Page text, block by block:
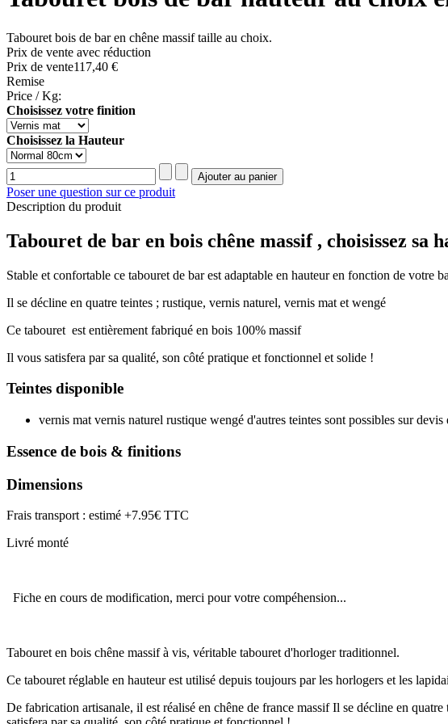
Tabouret bois de bar en chêne massif taille au choix.
Prix de vente avec réduction
Prix ​​de vente117,40 €
Remise
Price / Kg:
Choisissez votre finition
Choisissez la Hauteur
Poser une question sur ce produit
Description du produit
Tabouret de bar en bois chêne massif , choisissez sa
Stable et confortable ce tabouret de bar est adaptable en hauteur en fonction de
Il se décline en quatre teintes ; rustique, vernis naturel, vernis mat et wengé
Ce tabouret est entièrement fabriqué en bois 100% massif
Il vous satisfera par sa qualité, son côté pratique et fonctionnel et solide !
Teintes disponible
vernis mat vernis naturel rustique wengé d'autres teintes sont possibles sur
Essence de bois & finitions
Dimensions
Frais transport : estimé +7.95€ TTC
Livré monté
Fiche en cours de modification, merci pour votre compéhension...
Tabouret en bois chêne massif à vis, véritable tabouret d'horloger traditionnel.
Ce tabouret réglable en hauteur est utilisé depuis toujours par les horlogers et les
De fabrication artisanale, il est réalisé en chêne de france massif Il se décline en